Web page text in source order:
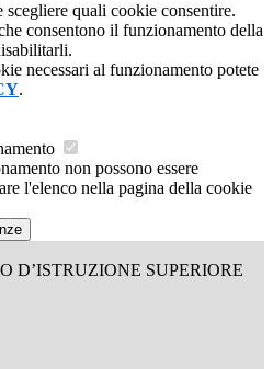
scegliere quali cookie consentire.
consentono il funzionamento della
necessari al funzionamento potete
.
non possono essere
l'elenco nella pagina della cookie
D’ISTRUZIONE SUPERIORE